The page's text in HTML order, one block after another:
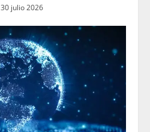
30 julio 2026